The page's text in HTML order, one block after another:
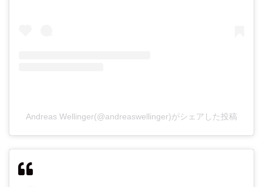
Andreas Wellinger(@andreaswellinger)がシェアした投稿